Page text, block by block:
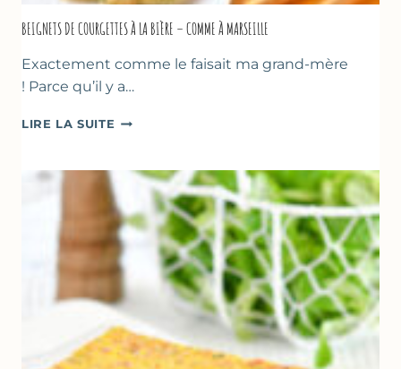
BEIGNETS DE COURGETTES À LA BIÈRE – COMME À MARSEILLE
Exactement comme le faisait ma grand-mère
! Parce qu’il y a…
LIRE LA SUITE BEIGNETS
LA
BIÈRE
–
COMME
À
MARSEILLE